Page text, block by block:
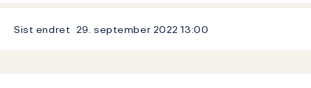
Sist endret 29. september 202213:00